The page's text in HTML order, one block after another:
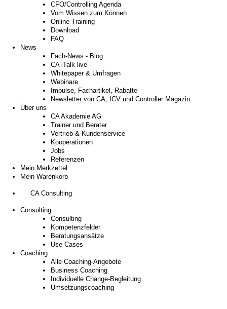
CFO/Controlling Agenda
Vom Wissen zum Können
Online Training
Download
FAQ
News
Fach-News - Blog
CA iTalk live
Whitepaper & Umfragen
Webinare
Impulse, Fachartikel, Rabatte
Newsletter von CA, ICV und Controller Magazin
Über uns
CA Akademie AG
Trainer und Berater
Vertrieb & Kundenservice
Kooperationen
Jobs
Referenzen
Mein Merkzettel
Mein Warenkorb
CA Consulting
Consulting
Consulting
Kompetenzfelder
Beratungsansätze
Use Cases
Coaching
Alle Coaching-Angebote
Business Coaching
Individuelle Change-Begleitung
Umsetzungscoaching